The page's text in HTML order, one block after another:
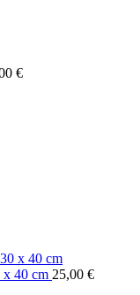
€
x 40 cm 25,00 €